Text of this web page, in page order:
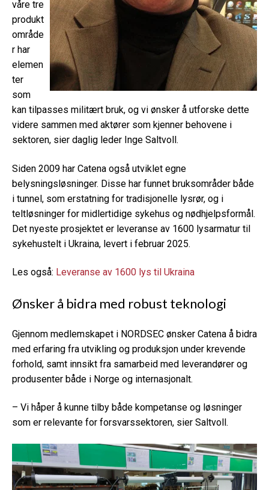
våre tre
produkt
område
r har
elemen
ter
som
kan tilpasses militært bruk, og vi ønsker å utforske dette
videre sammen med aktører som kjenner behovene i
sektoren, sier daglig leder Inge Saltvoll.
Siden 2009 har Catena også utviklet egne
belysningsløsninger. Disse har funnet bruksområder både
i tunnel, som erstatning for tradisjonelle lysrør, og i
teltløsninger for midlertidige sykehus og nødhjelpsformål.
Det nyeste prosjektet er leveranse av 1600 lysarmatur til
sykehustelt i Ukraina, levert i februar 2025.
Les også: Leveranse av 1600 lys til Ukraina
Ønsker å bidra med robust teknologi
Gjennom medlemskapet i NORDSEC ønsker Catena å bidra
med erfaring fra utvikling og produksjon under krevende
forhold, samt innsikt fra samarbeid med leverandører og
produsenter både i Norge og internasjonalt.
– Vi håper å kunne tilby både kompetanse og løsninger
som er relevante for forsvarssektoren, sier Saltvoll.